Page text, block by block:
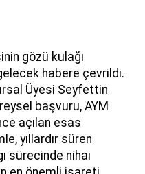
gözü kulağı
habere çevrildi.
Üyesi Seyfettin
başvuru, AYM
açılan esas
yıllardır süren
sürecinde nihai